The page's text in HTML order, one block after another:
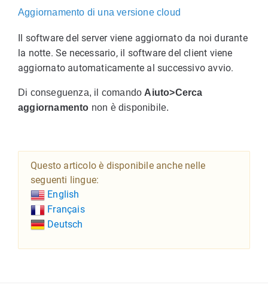
Aggiornamento di una versione cloud
Il software del server viene aggiornato da noi durante
la notte. Se necessario, il software del client viene
aggiornato automaticamente al successivo avvio.
Di conseguenza, il comando Aiuto>Cerca
aggiornamento non è disponibile.
Questo articolo è disponibile anche nelle
seguenti lingue:
English
Français
Deutsch